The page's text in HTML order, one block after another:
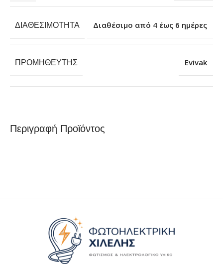
Περιγραφή Προϊόντος
ΔΙΑΘΕΣΙΜΌΤΗΤΑ Διαθέσιμο από 4 έως 6 ημέρες
ΠΡΟΜΗΘΕΥΤΉΣ Evivak